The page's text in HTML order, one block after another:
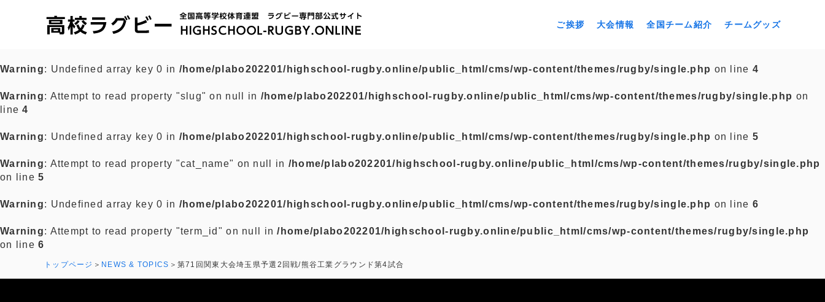
ご挨拶 大会情報 全国チーム紹介 チームグッズ
Warning: Undefined array key 0 in /home/plabo202201/highschool-rugby.online/public_html/cms/wp-content/themes/rugby/single.php on line 4
Warning: Attempt to read property "slug" on null in /home/plabo202201/highschool-rugby.online/public_html/cms/wp-content/themes/rugby/single.php on
line4
Warning: Undefined array key 0 in /home/plabo202201/highschool-rugby.online/public_html/cms/wp-content/themes/rugby/single.php on line 5
Warning: Attempt to read property "cat_name" on null in /home/plabo202201/highschool-rugby.online/public_html/cms/wp-content/themes/rugby/single.php
on line5
Warning: Undefined array key 0 in /home/plabo202201/highschool-rugby.online/public_html/cms/wp-content/themes/rugby/single.php on line 6
Warning: Attempt to read property "term_id" on null in/home/plabo202201/highschool-rugby.online/public_html/cms/wp-content/themes/rugby/single.php
on line6
トップページ NEWS & TOPICS 第71回関東大会埼玉県予選2回戦/熊谷工業グラウンド第4試合